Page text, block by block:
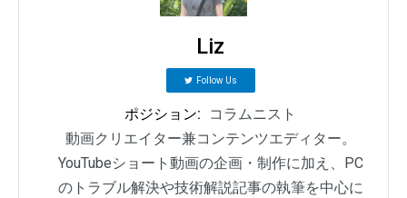
Liz
Follow Us
ポジション:
コラムニスト
動画クリエイター兼コンテンツエディター。
YouTubeショート動画の企画・制作に加え、PC
のトラブル解決や技術解説記事の執筆を中心に